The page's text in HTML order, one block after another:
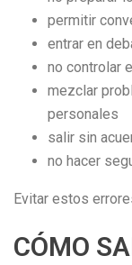
permitir
entrar en
no controlar
mezclar
personales
salir sin
no hacer
Evitar estos
CÓMO